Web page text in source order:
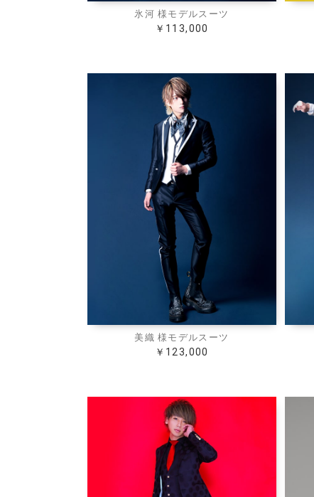
氷河 様モデルスーツ
￥113,000
美織 様モデルスーツ
￥123,000